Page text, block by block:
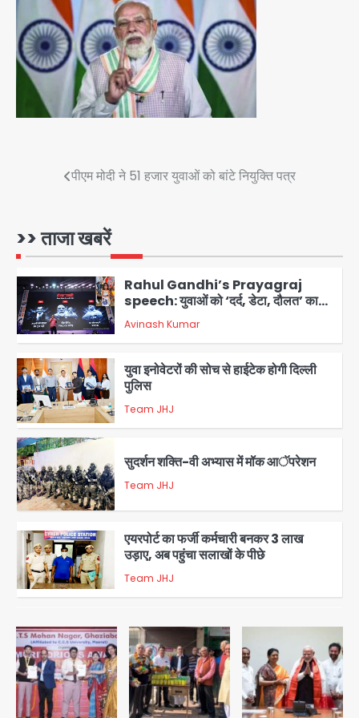
पीएम मोदी ने 51 हजार युवाओं को बांटे नियुक्ति पत्र
>> ताजा खबरें
सुदर्शन शक्ति-वी अभ्यास में मॉक आॅपरेशन
Team JHJ
एयरपोर्ट का फर्जी कर्मचारी बनकर 3 लाख
1
2
Rahul Gandhi’s Prayagraj
speech: युवाओं को ‘दर्द, डेटा, दौलत’ का
संदेश, बीजेपी का वार
Avinash Kumar
3
युवा इनोवेटरों की सोच से हाईटेक होगी दिल्ली
पुलिस
Team JHJ
4
सुदर्शन शक्ति-वी अभ्यास में मॉक आॅपरेशन
Team JHJ
5
एयरपोर्ट का फर्जी कर्मचारी बनकर 3 लाख
उड़ाए, अब पहुंचा सलाखों के पीछे
Team JHJ
1
Noida Sector-49: सेक्टर-49 में 18
साल की मेड ने की खुदकुशी, शरीर पर नहीं मिली
कोई बाहरी
Avinash Kumar
Rahul Gandhi’s Prayagraj